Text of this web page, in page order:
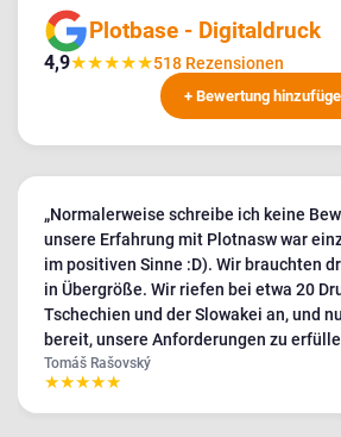
Plotbase - Digitaldruck
4,9★★★★★518 Rezensionen
+ Bewertung
„Normalerweise schreibe ich keine
unsere Erfahrung mit Plotnasw war
im positiven Sinne :D). Wir brauchten dringend ein Banner
in Übergröße. Wir riefen bei etwa 20
Tschechien und der Slowakei an, und
bereit, unsere Anforderungen zu
einer sehr positiven Einstellung. Die
unfreundlich und zurückhaltend. Wir erhielten die Banner
in absolut erstklassiger Qualität, und
Tomáš Rašovský
★★★★★